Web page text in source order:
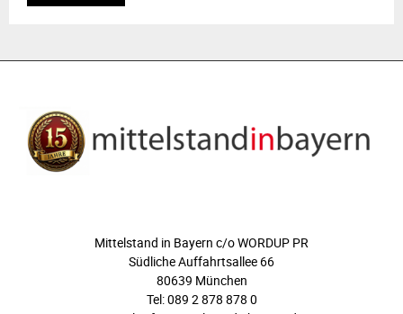
Mittelstand in Bayern c/o WORDUP PR
Südliche Auffahrtsallee 66
80639 München
Tel: 089 2 878 878 0